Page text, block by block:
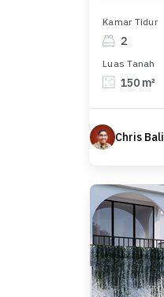
Kamar Tidur
2
Luas Tanah
150 m²
Chris Bali